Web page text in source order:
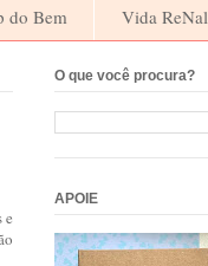
do Bem Vida ReNal
e
O que você procura?
APOIE